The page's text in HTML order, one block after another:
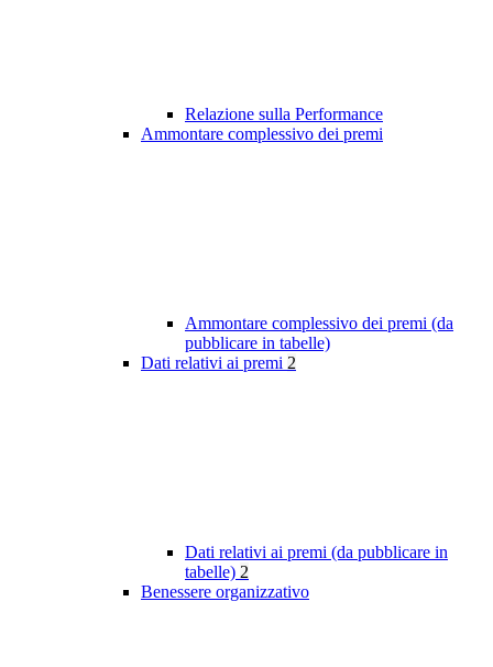
Relazione sulla Performance
Ammontare complessivo dei premi
Ammontare complessivo dei premi (da
pubblicare in tabelle)
Dati relativi ai premi 2
Dati relativi ai premi (da pubblicare in
tabelle) 2
Benessere organizzativo